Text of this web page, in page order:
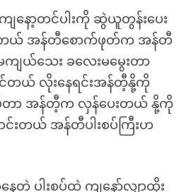
ျနော့တင်ပါးကို ဆွဲယူတွန်းပေး
တယ် အန်တီစောက်ဖုတ်က အန်တီ
ယ်သေး ခလေးမမွေးတာ
တယ် လိုးနေရင်းအန်တီ့နို့ကို
တာ အန်တီ့က လှန်ပေးတယ် နို့ကို
းတယ် အန်တီပါးစပ်ကြီးဟ
ေတဲ့ ပါးစပ်ထဲ ကျနော့်လျှာထိုး